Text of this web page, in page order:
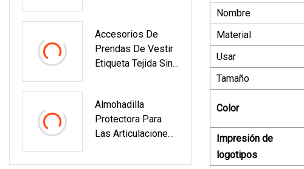
De Prendas De
Vestir
Accesorios De
Prendas De Vestir
Etiqueta Tejida Sin
Almohadilla
Protectora Para
Las Articulaciones
Para Aliviar El Dolor
Nombre
Material
Usar
Tamaño
Color
Impresión de
logotipos